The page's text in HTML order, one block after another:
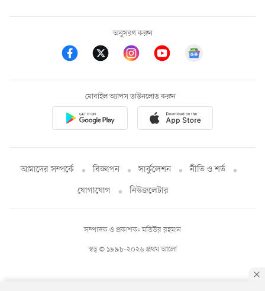
অনুসরণ করুন
মোবাইল অ্যাপস ডাউনলোড করুন
আমাদের সম্পর্কে বিজ্ঞাপন সার্কুলেশন
নীতি ও শর্ত
যোগাযোগ
নিউজলেটার
স্বত্ব © ১৯৯৮-২০২৬ প্রথম আলো
সম্পাদক ও প্রকাশক: মতিউর রহমান